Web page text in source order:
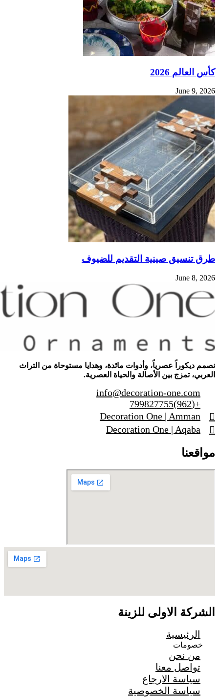
كأس العالم 2026
June 9, 2026
طرق تنسيق صينية التقديم للضيوف
June 8, 2026
نصمم ديكوراً عصرياً، وأدوات مائدة، وهدايا مستوحاة من التراث
العربي، تمزج بين الأصالة والحياة العصرية.
info@decoration-one.com
+(962)799827755
Decoration One | Amman
Decoration One | Aqaba
مواقعنا
الشركة الاولى للزينة
الرئيسية
خصومات
من نحن
تواصل معنا
سياسة الارجاع
سياسة الخصوصية